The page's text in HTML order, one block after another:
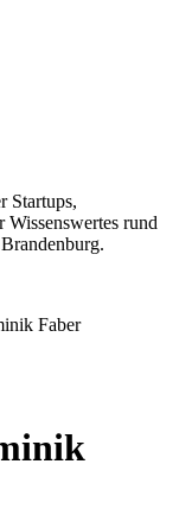
Startups,
Wissenswertes rund